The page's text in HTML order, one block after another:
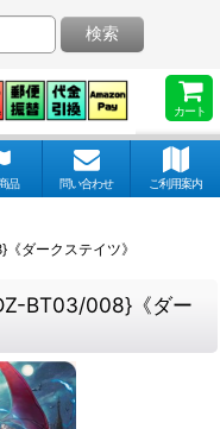
カート
検索
品 問い合わせ ご利用案内
ダークステイツ》
BT03/008}《ダー